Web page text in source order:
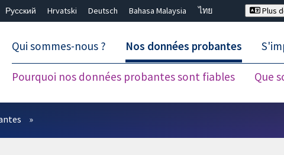
Русский Hrvatski Deutsch Bahasa Malaysia
ไทย
Plus
Qui sommes-nous ? Nos données probantes
Pourquoi nos données probantes sont fiables Que